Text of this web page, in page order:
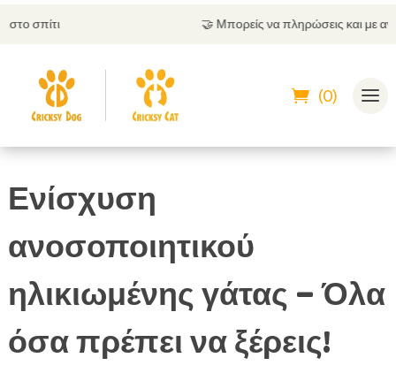
Μπορείς να πληρώσεις και με αντικαταβολή
(0)
Ενίσχυση
ανοσοποιητικού
ηλικιωμένης γάτας – Όλα
όσα πρέπει να ξέρεις!